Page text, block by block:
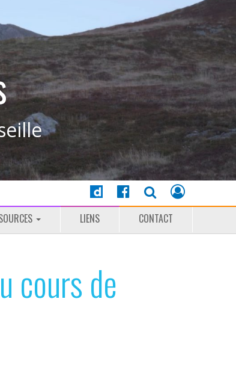
LIENS CONTACT
cours de